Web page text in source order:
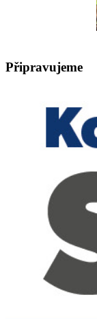
Připravujeme